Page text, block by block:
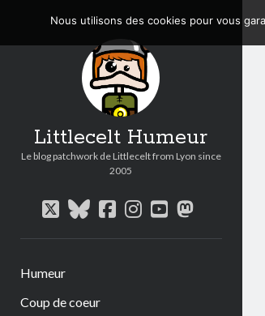
Littlecelt Humeur
Le blog patchwork de Littlecelt from Lyon since
2005
twitterbluesky
facebook
instagram
youtube
Humeur
Coup de coeur
Nous utilisons des cookies pour vous